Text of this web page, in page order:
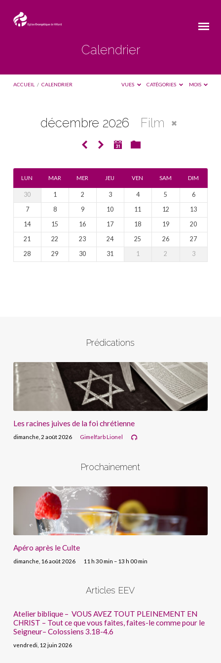
Calendrier
ACCUEIL / CALENDRIER VUES CATÉGORIES MOIS
décembre 2026 Film
LUN MAR MER JEU VEN SAM DIM
30 1 2 3 4 5
6
7
8 9 10 11 12
13
14
15 16 17 18 19
20
21
22 23 24 25 26
27
28
29 30 31 1 2 3
Prédications
Les racines juives de la foi chrétienne
dimanche, 2 août 2026 Gimelfarb Lionel
Prochainement
Apéro après le Culte
dimanche, 16 août 2026 11 h 30 min – 13 h 00 min
Articles EEV
Atelier biblique – VOUS AVEZ TOUT PLEINEMENT EN
CHRIST – Tout ce que vous faites, faites-le comme pour le
Seigneur– Colossiens 3.18-4.6
vendredi, 12 juin 2026